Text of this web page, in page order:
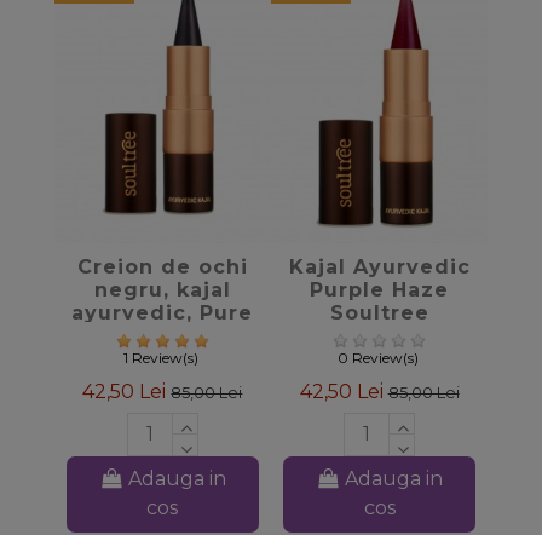
Creion de ochi
negru, kajal
ayurvedic, Pure
Black Soultree
1 Review(s)
42,50 Lei85,00 Lei
Adauga in
cos
favorite_border
Kajal Ayurvedic
Purple Haze
Soultree
0 Review(s)
42,50 Lei85,00 Lei
Adauga in
cos